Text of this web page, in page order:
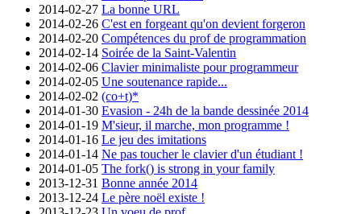
2014-02-27 La bonne URL
2014-02-26 C'est en forgeant qu'on devient forgeron
2014-02-20 Compétences du prof de programmation
2014-02-14 Soirée de la Saint-Valentin
2014-02-06 Clavier minimaliste pour programmeur
2014-02-05 Une soutenance rapide...
2014-02-02 (co+t)*
2014-01-30 Evasion - 24h de la bande dessinée 2014
2014-01-19 M'sieur, il marche, mon programme !
2014-01-16 Le jeu des imitations
2014-01-14 Ne pas toucher le clavier d'un étudiant !
2014-01-05 The fork() is strong in your family
2013-12-31 Bonne année 2014
2013-12-24 Le père noël existe !